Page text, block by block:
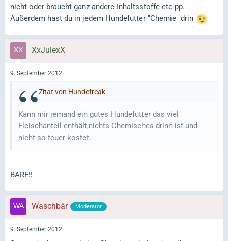
nicht oder braucht ganz andere Inhaltsstoffe etc pp.
Außerdem hast du in jedem Hundefutter "Chemie" drin
XxJulexX
9. September 2012
Zitat von Hundefreak
Kann mir jemand ein gutes Hundefutter das viel
Fleischanteil enthält,nichts Chemisches drinn ist und
nicht so teuer kostet.
BARF!!
Waschbär Moderator
9. September 2012